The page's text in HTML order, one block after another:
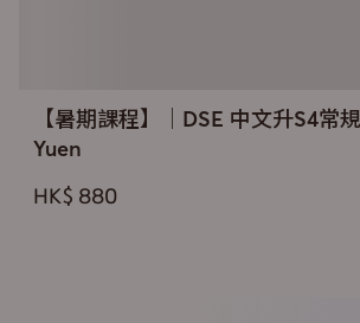
【暑期課程】｜DSE 中文升S4常
Yuen
HK$ 880